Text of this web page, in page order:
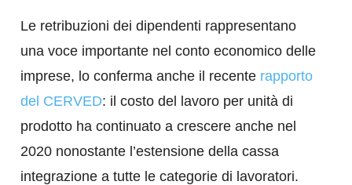
Le retribuzioni dei dipendenti rappresentano
una voce importante nel conto economico delle
imprese, lo conferma anche il recente rapporto
del CERVED: il costo del lavoro per unità di
prodotto ha continuato a crescere anche nel
2020 nonostante l’estensione della cassa
integrazione a tutte le categorie di lavoratori.